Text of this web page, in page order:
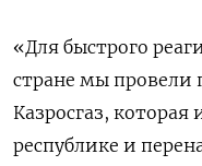
«Для быстрого
стране мы провели
Казросгаз,
республике и